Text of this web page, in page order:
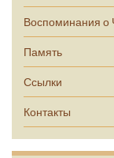
Воспоминания о
Память
Ссылки
Контакты